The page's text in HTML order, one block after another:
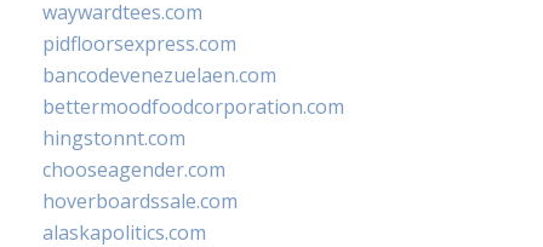
waywardtees.com
pidfloorsexpress.com
bancodevenezuelaen.com
bettermoodfoodcorporation.com
hingstonnt.com
chooseagender.com
hoverboardssale.com
alaskapolitics.com